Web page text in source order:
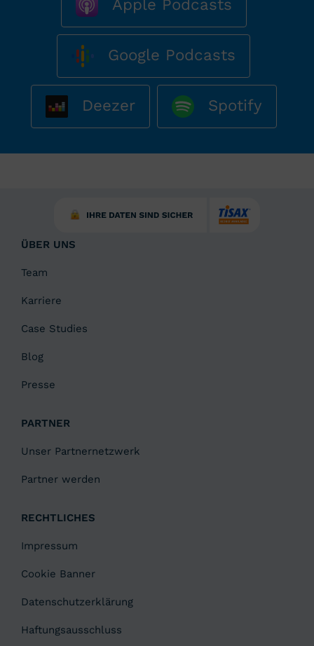
Apple Podcasts
Google Podcasts
Deezer Spotify
ÜBER UNS
Team
Karriere
Case Studies
Blog
Presse
PARTNER
Unser Partnernetzwerk
Partner werden
RECHTLICHES
Impressum
Cookie Banner
Datenschutzerklärung
Haftungsausschluss